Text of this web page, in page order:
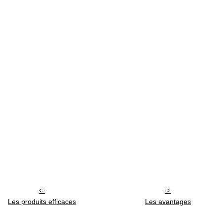
Les produits efficaces Les avantages